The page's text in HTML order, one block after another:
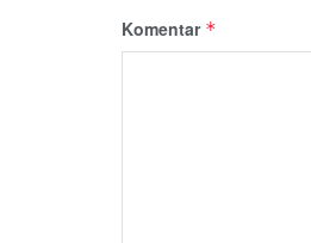
Komentar *